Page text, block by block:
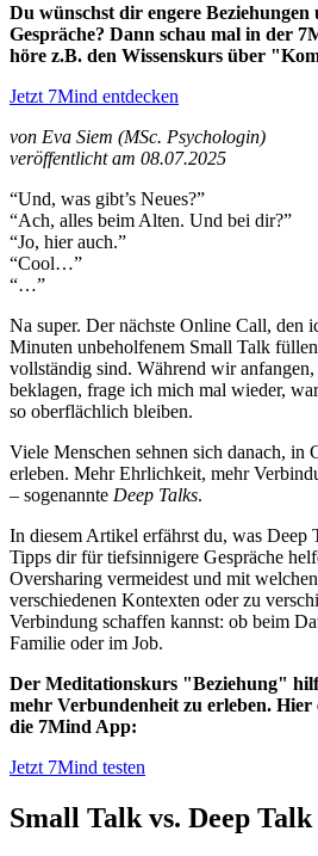
Du wünschst dir engere Beziehungen
Gespräche? Dann schau mal in der
höre z.B. den Wissenskurs über
Jetzt 7Mind entdecken
von Eva Siem (MSc. Psychologin)
veröffentlicht am 08.07.2025
“Und, was gibt’s Neues?”
“Ach, alles beim Alten. Und bei dir?”
“Jo, hier auch.”
“Cool…”
“…”
Na super. Der nächste Online Call, den
Minuten unbeholfenem Small Talk
vollständig sind. Während wir anfangen,
beklagen, frage ich mich mal wieder,
so oberflächlich bleiben.
Viele Menschen sehnen sich danach, in
erleben. Mehr Ehrlichkeit, mehr
– sogenannte Deep Talks.
In diesem Artikel erfährst du, was Deep
Tipps dir für tiefsinnigere Gespräche
Oversharing vermeidest und mit
verschiedenen Kontexten oder zu
Verbindung schaffen kannst: ob beim
Familie oder im Job.
Der Meditationskurs "Beziehung"
mehr Verbundenheit zu erleben.
die 7Mind App:
Jetzt 7Mind testen
Small Talk vs. Deep Talk